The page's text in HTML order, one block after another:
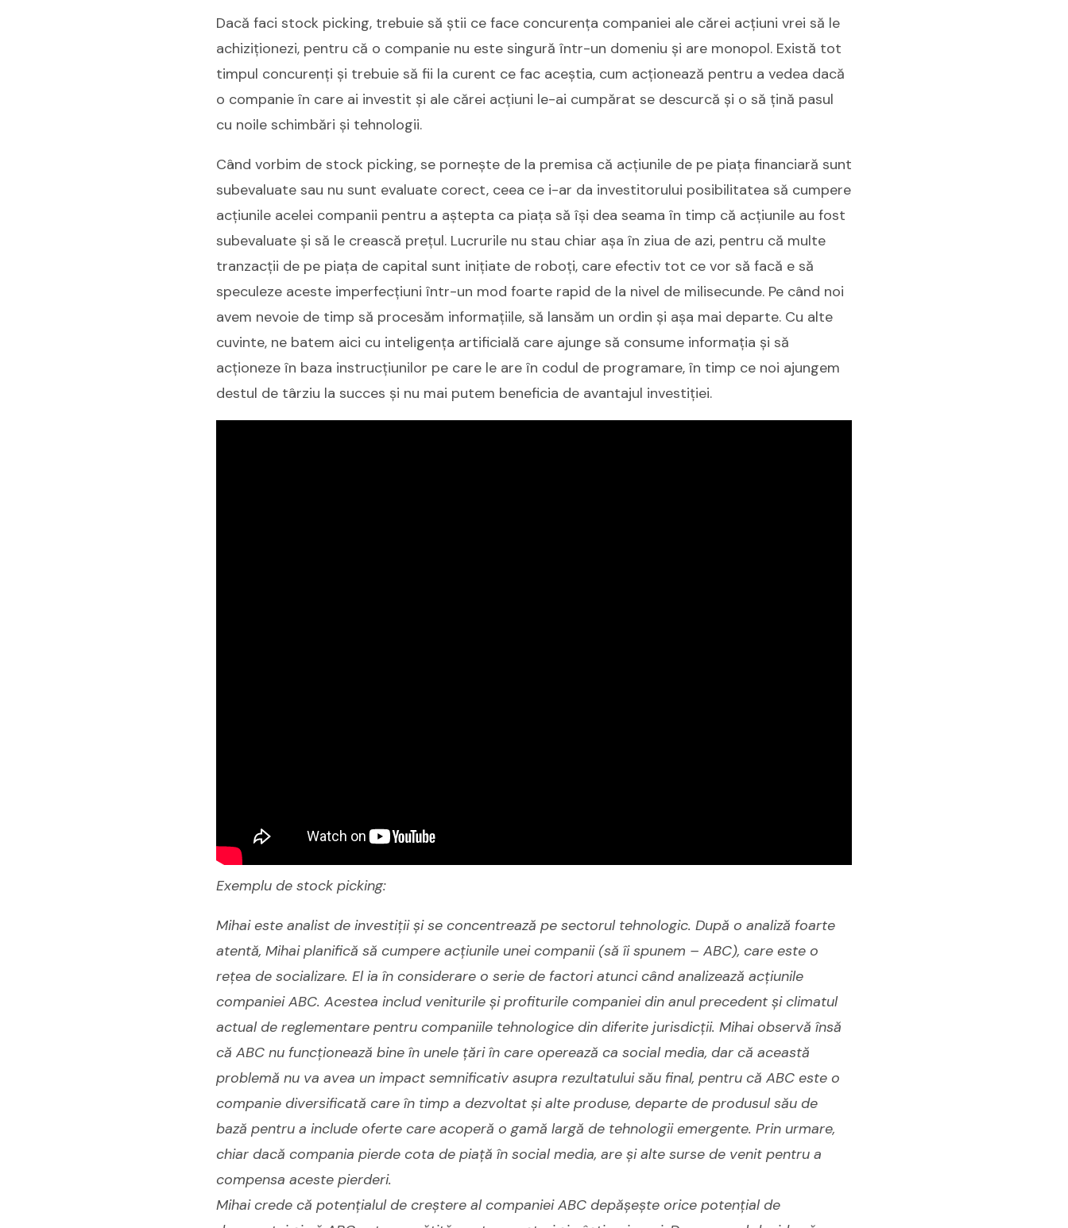
Dacă faci stock picking, trebuie să știi ce face concurența companiei ale cărei acțiuni vrei să le
achiziționezi, pentru că o companie nu este singură într-un domeniu și are monopol. Există tot
timpul concurenți și trebuie să fii la curent ce fac aceștia, cum acționează pentru a vedea dacă
o companie în care ai investit și ale cărei acțiuni le-ai cumpărat se descurcă și o să țină pasul
cu noile schimbări și tehnologii.
Când vorbim de stock picking, se pornește de la premisa că acțiunile de pe piața financiară sunt
subevaluate sau nu sunt evaluate corect, ceea ce i-ar da investitorului posibilitatea să cumpere
acțiunile acelei companii pentru a aștepta ca piața să își dea seama în timp că acțiunile au fost
subevaluate și să le crească prețul. Lucrurile nu stau chiar așa în ziua de azi, pentru că multe
tranzacții de pe piața de capital sunt inițiate de roboți, care efectiv tot ce vor să facă e să
speculeze aceste imperfecțiuni într-un mod foarte rapid de la nivel de milisecunde. Pe când noi
avem nevoie de timp să procesăm informațiile, să lansăm un ordin și așa mai departe. Cu alte
cuvinte, ne batem aici cu inteligența artificială care ajunge să consume informația și să
acționeze în baza instrucțiunilor pe care le are în codul de programare, în timp ce noi ajungem
destul de târziu la succes și nu mai putem beneficia de avantajul investiției.
Exemplu de stock picking:
Mihai este analist de investiții și se concentrează pe sectorul tehnologic. După o analiză foarte
atentă, Mihai planifică să cumpere acțiunile unei companii (să îi spunem – ABC), care este o
rețea de socializare. El ia în considerare o serie de factori atunci când analizează acțiunile
companiei ABC. Acestea includ veniturile și profiturile companiei din anul precedent și climatul
actual de reglementare pentru companiile tehnologice din diferite jurisdicții. Mihai observă însă
că ABC nu funcționează bine în unele țări în care operează ca social media, dar că această
problemă nu va avea un impact semnificativ asupra rezultatului său final, pentru că ABC este o
companie diversificată care în timp a dezvoltat și alte produse, departe de produsul său de
bază pentru a include oferte care acoperă o gamă largă de tehnologii emergente. Prin urmare,
chiar dacă compania pierde cota de piață în social media, are și alte surse de venit pentru a
compensa aceste pierderi.
Mihai crede că potențialul de creștere al companiei ABC depășește orice potențial de